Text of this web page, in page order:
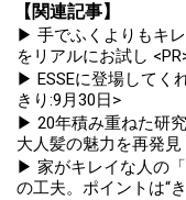
【関連記事】
▶ 手でふくよりもキ
をリアルにお試し
▶ ESSEに登場してく
きり:9月30日>
▶ 20年積み重ねた研
大人髪の魅力を再発見
▶ 家がキレイな人の
の工夫。ポイントは“